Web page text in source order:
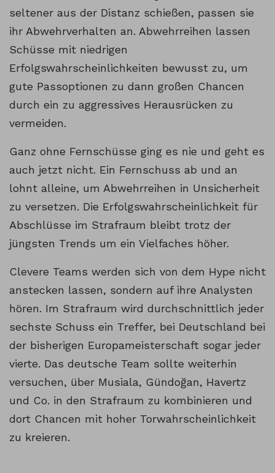
seltener aus der Distanz schießen, passen sie
ihr Abwehrverhalten an. Abwehrreihen lassen
Schüsse mit niedrigen
Erfolgswahrscheinlichkeiten bewusst zu, um
gute Passoptionen zu dann großen Chancen
durch ein zu aggressives Herausrücken zu
vermeiden.
Ganz ohne Fernschüsse ging es nie und geht es
auch jetzt nicht. Ein Fernschuss ab und an
lohnt alleine, um Abwehrreihen in Unsicherheit
zu versetzen. Die Erfolgswahrscheinlichkeit für
Abschlüsse im Strafraum bleibt trotz der
jüngsten Trends um ein Vielfaches höher.
Clevere Teams werden sich von dem Hype nicht
anstecken lassen, sondern auf ihre Analysten
hören. Im Strafraum wird durchschnittlich jeder
sechste Schuss ein Treffer, bei Deutschland bei
der bisherigen Europameisterschaft sogar jeder
vierte. Das deutsche Team sollte weiterhin
versuchen, über Musiala, Gündoğan, Havertz
und Co. in den Strafraum zu kombinieren und
dort Chancen mit hoher Torwahrscheinlichkeit
zu kreieren.